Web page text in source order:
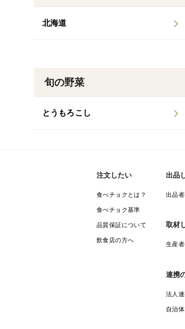
北海道
旬の野菜
とうもろこし
注文したい
食べチョクとは？
食べチョク基準
品質保証について
飲食店の方へ
出品
出品
取材
生産
連携
法人
自治